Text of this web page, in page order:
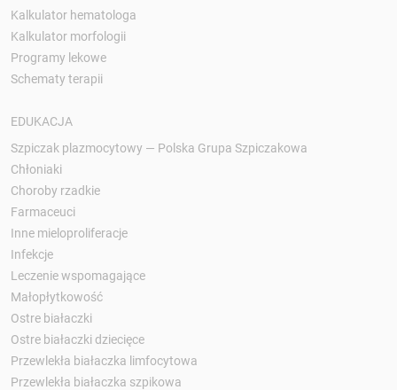
Kalkulator hematologa
Kalkulator morfologii
Programy lekowe
Schematy terapii
EDUKACJA
Szpiczak plazmocytowy — Polska Grupa Szpiczakowa
Chłoniaki
Choroby rzadkie
Farmaceuci
Inne mieloproliferacje
Infekcje
Leczenie wspomagające
Małopłytkowość
Ostre białaczki
Ostre białaczki dziecięce
Przewlekła białaczka limfocytowa
Przewlekła białaczka szpikowa